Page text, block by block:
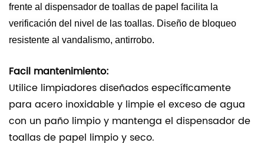
frente al dispensador de toallas de papel facilita la
verificación del nivel de las toallas. Diseño de bloqueo
resistente al vandalismo, antirrobo.
Facil mantenimiento:
Utilice limpiadores diseñados específicamente
para acero inoxidable y limpie el exceso de agua
con un paño limpio y mantenga el dispensador de
toallas de papel limpio y seco.